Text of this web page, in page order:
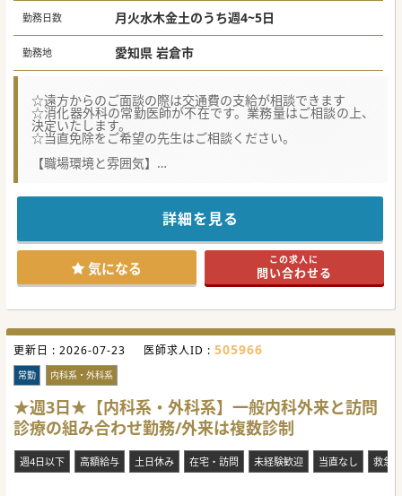
勤務日数 月火水木金土のうち週4~5日
勤務地 愛知県 岩倉市
☆遠方からのご面談の際は交通費の支給が相談できます
☆消化器外科の常勤医師が不在です。業務量はご相談の上、
決定いたします。
☆当直免除をご希望の先生はご相談ください。
【職場環境と雰囲気】
■指導医が多数在籍しており、豊富な経験を持つ医師たちと
■多職種の専門スタッフと緊密に連携し、チーム医療で患者
様を多角的に支える文化が根付いています。
■主要駅から20分圏内と通勤至便で、オンコールもなく、ワ
ークライフバランスを重視できる環境です。
【募集背景】
■消化器外科医が不在のため、裁量をもってご勤務いただけ
ます。これまでのご経験をお活かしください。
能です。ステップアップできる環境です。
■多様化する地域の精神医療ニーズに応え、より充実した医
療提供体制を構築するための人員募集です。
【具体的な医療機関情報】
■急性期医療から介護福祉までを担う社会医療法人格のグル
ープに属し、安定した経営基盤があります。
■退院後の生活を見据えた訪問看護やグループホームの運営
にも力を入れ、地域移行を推進しています。
■新しく整形外科の院長が着任され、世代交代を図るため医
師の採用を積極的に行っております。
#秋入職可
詳細を見る
気になる この求人に
問い合わせる
更新日 : 2026-07-23 医師求人ID : 505966
常勤 内科系・外科系
★週3日★【内科系・外科系】一般内科外来と訪問
診療の組み合わせ勤務/外来は複数診制
週4日以下 高額給与 土日休み 在宅・訪問 未経験歓迎 当直なし 救急